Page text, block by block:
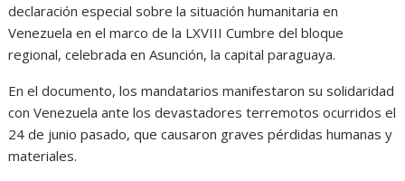
declaración especial sobre la situación humanitaria en
Venezuela en el marco de la LXVIII Cumbre del bloque
regional, celebrada en Asunción, la capital paraguaya.
En el documento, los mandatarios manifestaron su solidaridad
con Venezuela ante los devastadores terremotos ocurridos el
24 de junio pasado, que causaron graves pérdidas humanas y
materiales.